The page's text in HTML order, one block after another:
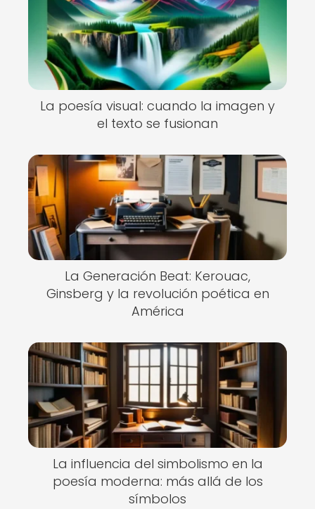
La poesía visual: cuando la imagen y
el texto se fusionan
La Generación Beat: Kerouac,
Ginsberg y la revolución poética en
América
La influencia del simbolismo en la
poesía moderna: más allá de los
símbolos